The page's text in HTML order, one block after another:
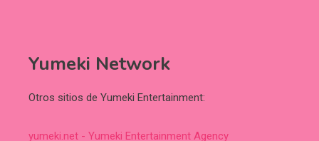
Yumeki Network
Otros sitios de Yumeki Entertainment:
yumeki.net - Yumeki Entertainment Agency